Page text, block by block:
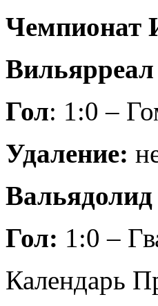
Чемпионат
Гол: 1:0 –
Удаление:
Гол: 1:0 –
Календарь